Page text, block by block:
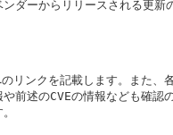
ダーからリリースされる更新
リンクを記載します。また、
前述のCVEの情報なども確認